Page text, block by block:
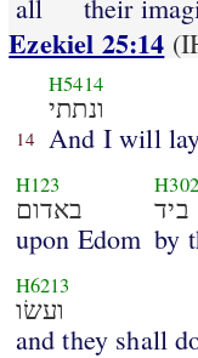
all their
Ezekiel 25:14
14
H5414
ונתתי
And I will
H123
באדום
upon Edom
ביד
by
H6213
ועשׂו
and they shall